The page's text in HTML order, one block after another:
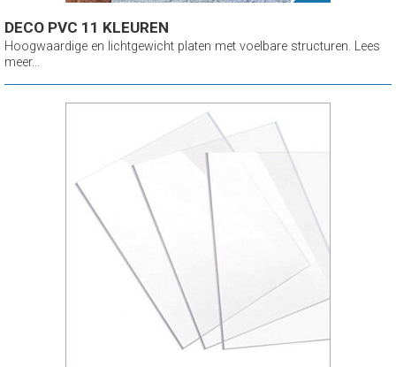
DECO PVC 11 KLEUREN
Hoogwaardige en lichtgewicht platen met voelbare structuren. Lees
meer...